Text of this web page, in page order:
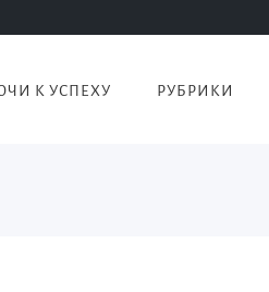
К УСПЕХУ РУБРИКИ